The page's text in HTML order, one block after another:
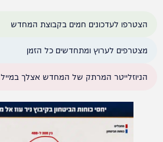
הצטרפו לעדכונים חמים בקבוצת המחדש
מצטרפים לערוץ ומתחדשים כל הזמן
הניוזלייטר המרתק של המחדש אצלך במייל